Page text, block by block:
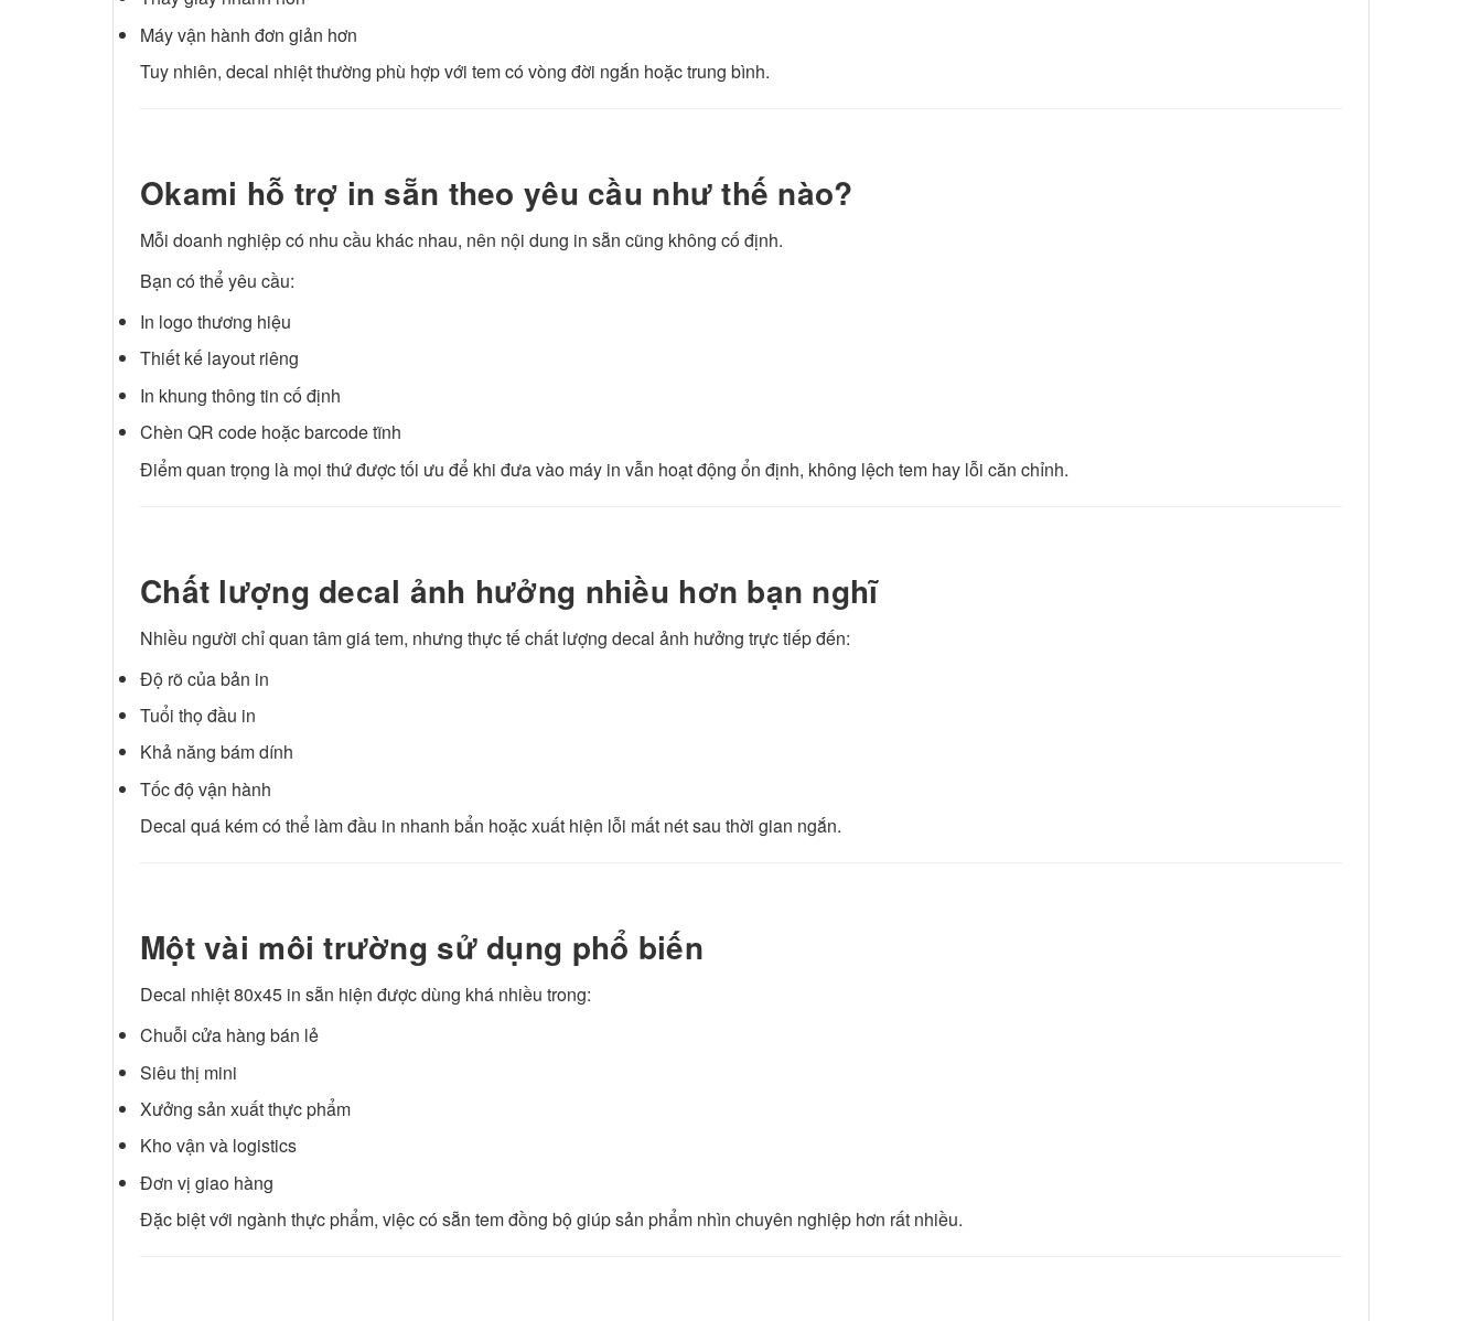
Máy vận hành đơn giản hơn
Tuy nhiên, decal nhiệt thường phù hợp với tem có vòng đời ngắn hoặc trung bình.
Okami hỗ trợ in sẵn theo yêu cầu như thế nào?
Mỗi doanh nghiệp có nhu cầu khác nhau, nên nội dung in sẵn cũng không cố định.
Bạn có thể yêu cầu:
In logo thương hiệu
Thiết kế layout riêng
In khung thông tin cố định
Chèn QR code hoặc barcode tĩnh
Điểm quan trọng là mọi thứ được tối ưu để khi đưa vào máy in vẫn hoạt động ổn định, không lệch tem hay lỗi căn chỉnh.
Chất lượng decal ảnh hưởng nhiều hơn bạn nghĩ
Nhiều người chỉ quan tâm giá tem, nhưng thực tế chất lượng decal ảnh hưởng trực tiếp đến:
Độ rõ của bản in
Tuổi thọ đầu in
Khả năng bám dính
Tốc độ vận hành
Decal quá kém có thể làm đầu in nhanh bẩn hoặc xuất hiện lỗi mất nét sau thời gian ngắn.
Một vài môi trường sử dụng phổ biến
Decal nhiệt 80x45 in sẵn hiện được dùng khá nhiều trong:
Chuỗi cửa hàng bán lẻ
Siêu thị mini
Xưởng sản xuất thực phẩm
Kho vận và logistics
Đơn vị giao hàng
Đặc biệt với ngành thực phẩm, việc có sẵn tem đồng bộ giúp sản phẩm nhìn chuyên nghiệp hơn rất nhiều.